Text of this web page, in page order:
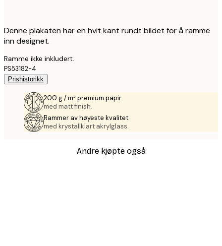
Denne plakaten har en hvit kant rundt bildet for å ramme
inn designet.
Ramme ikke inkludert.
PS53182-4
Prishistorikk
200 g / m² premium papir
med matt finish.
Rammer av høyeste kvalitet
med krystallklart akrylglass.
Andre kjøpte også